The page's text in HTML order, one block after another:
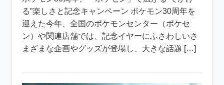
る”楽しさと記念キャンペーン ポケモン30周年を
迎えた今年、全国のポケモンセンター（ポケセ
ン）や関連店舗では、記念イヤーにふさわしいさ
まざまな企画やグッズが登場し、大きな話題 […]